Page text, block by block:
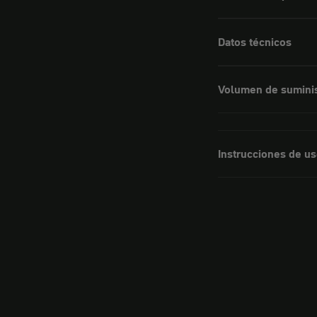
Datos técnicos
Volumen de
Instrucciones de